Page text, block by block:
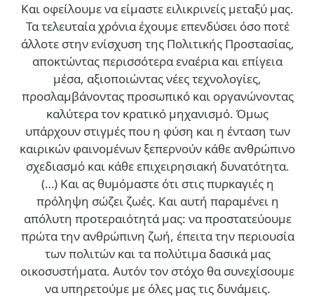
Και οφείλουμε να είμαστε ειλικρινείς μεταξύ μας.
Τα τελευταία χρόνια έχουμε επενδύσει όσο ποτέ
άλλοτε στην ενίσχυση της Πολιτικής Προστασίας,
αποκτώντας περισσότερα εναέρια και επίγεια
μέσα, αξιοποιώντας νέες τεχνολογίες,
προσλαμβάνοντας προσωπικό και οργανώνοντας
καλύτερα τον κρατικό μηχανισμό. Όμως
υπάρχουν στιγμές που η φύση και η ένταση των
καιρικών φαινομένων ξεπερνούν κάθε ανθρώπινο
σχεδιασμό και κάθε επιχειρησιακή δυνατότητα.
(…) Και ας θυμόμαστε ότι στις πυρκαγιές η
πρόληψη σώζει ζωές. Και αυτή παραμένει η
απόλυτη προτεραιότητά μας: να προστατεύουμε
πρώτα την ανθρώπινη ζωή, έπειτα την περιουσία
των πολιτών και τα πολύτιμα δασικά μας
οικοσυστήματα. Αυτόν τον στόχο θα συνεχίσουμε
να υπηρετούμε με όλες μας τις δυνάμεις.